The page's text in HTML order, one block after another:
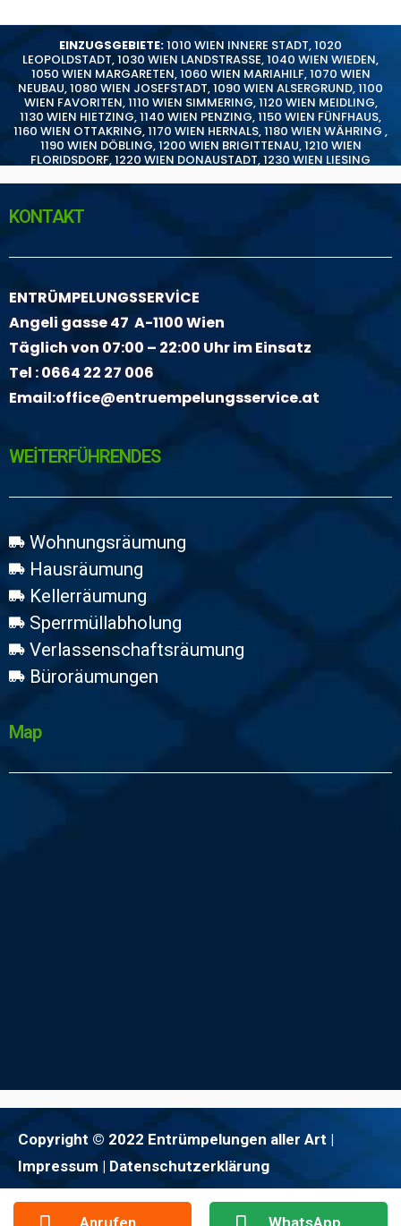
EINZUGSGEBIETE:1010 WIEN INNERE STADT,1020
LEOPOLDSTADT,1030 WIEN LANDSTRASSE,1040 WIEN WIEDEN,
1050 WIEN MARGARETEN,1060 WIEN MARIAHILF,1070 WIEN
NEUBAU,1080 WIEN JOSEFSTADT,1090 WIEN ALSERGRUND,1100
WIEN FAVORITEN,1110 WIEN SIMMERING,1120 WIEN MEIDLING,
1130 WIEN HIETZING,1140 WIEN PENZING,1150 WIEN FÜNFHAUS,
1160 WIEN OTTAKRING,1170 WIEN HERNALS,1180 WIEN WÄHRING ,
1190 WIEN DÖBLING,1200 WIEN BRIGITTENAU,1210 WIEN
FLORIDSDORF,1220 WIEN DONAUSTADT,1230 WIEN LIESING
KONTAKT
ENTRÜMPELUNGSSERVİCE
Angeli gasse 47 A-1100 Wien
Täglich von 07:00 – 22:00 Uhr im Einsatz
Tel :0664 22 27 006
Email:office@entruempelungsservice.at
WEİTERFÜHRENDES
Wohnungsräumung
Hausräumung
Kellerräumung
Sperrmüllabholung
Verlassenschaftsräumung
Büroräumungen
Map
Copyright © 2022 Entrümpelungen aller Art |
Impressum | Datenschutzerklärung
Anrufen WhatsApp